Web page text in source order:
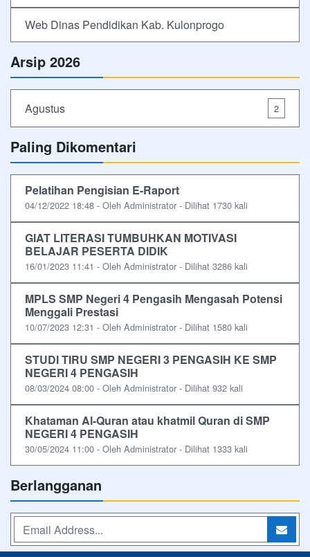
Web Dinas Pendidikan Kab. Kulonprogo
Arsip 2026
Agustus 2
Paling Dikomentari
Pelatihan Pengisian E-Raport
04/12/2022 18:48 - Oleh Administrator - Dilihat 1730 kali
GIAT LITERASI TUMBUHKAN MOTIVASI
BELAJAR PESERTA DIDIK
16/01/2023 11:41 - Oleh Administrator - Dilihat 3286 kali
MPLS SMP Negeri 4 Pengasih Mengasah Potensi
Menggali Prestasi
10/07/2023 12:31 - Oleh Administrator - Dilihat 1580 kali
STUDI TIRU SMP NEGERI 3 PENGASIH KE SMP
NEGERI 4 PENGASIH
08/03/2024 08:00 - Oleh Administrator - Dilihat 932 kali
Khataman Al-Quran atau khatmil Quran di SMP
NEGERI 4 PENGASIH
30/05/2024 11:00 - Oleh Administrator - Dilihat 1333 kali
Berlangganan